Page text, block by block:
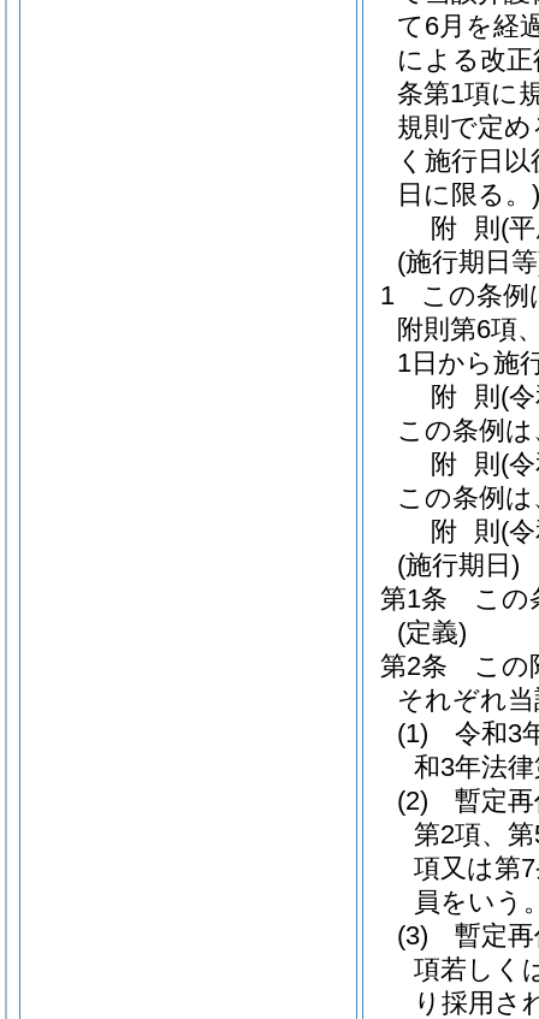
て6月を経
による改
条第1項に
規則で定
く施行日
日に限る。)
附 則 (
(施行期日
1
この条例
附則第6項
1日から施
附 則 (
この条例
附 則 (
この条例
附 則 (
(施行期日)
第1条
この
(定義)
第2条
この
それぞれ
(1)
令和3
和3年法
(2)
暫定
第2項、
項又は第
員をいう
(3)
暫定
項若しく
り採用さ